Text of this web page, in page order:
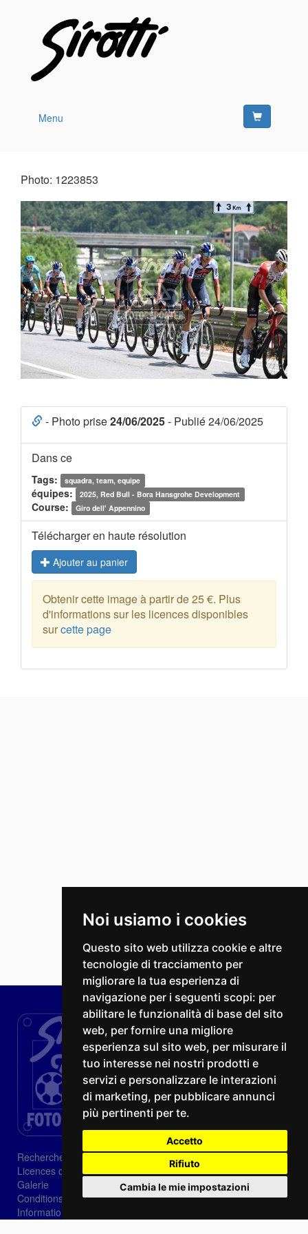
Noi usiamo i cookies
Questo sito web utilizza cookie e altre
tecnologie di tracciamento per
migliorare la tua esperienza di
navigazione per i seguenti scopi: per
abilitare le funzionalità di base del sito
web, per fornire una migliore
esperienza sul sito web, per misurare il
tuo interesse nei nostri prodotti e
servizi e personalizzare le interazioni
di marketing, per pubblicare annunci
più pertinenti per te.
Accetto
Rifiuto
Cambia le mie impostazioni
Menu
Photo: 1223853
- Photo prise24/06/2025- Publié 24/06/2025
Dans ce
Tags: squadra, team, equipe
équipes: 2025, Red Bull - Bora Hansgrohe Development
Course: Giro dell' Appennino
Télécharger en haute résolution
Ajouter au panier
Obtenir cette image à partir de 25 €. Plus
d'informations sur les licences disponibles
surcette page
Recherche
Licences d'image
Galerie
Conditions de vente
Informations sur les cookies